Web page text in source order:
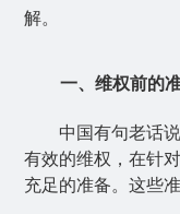
解。
一、维权前的
中国有句老话
有效的维权，在针
充足的准备。这些